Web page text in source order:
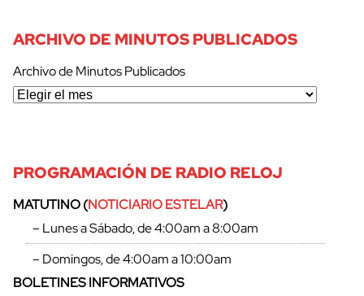
ARCHIVO DE MINUTOS PUBLICADOS
Archivo de Minutos Publicados
PROGRAMACIÓN DE RADIO RELOJ
MATUTINO (NOTICIARIO ESTELAR)
– Lunes a Sábado, de 4:00am a 8:00am
– Domingos, de 4:00am a 10:00am
BOLETINES INFORMATIVOS